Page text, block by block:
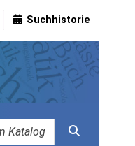
Suchhistorie